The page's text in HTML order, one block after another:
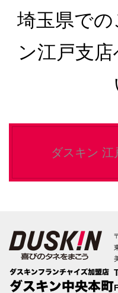
埼玉県で
ン江戸支
ダスキン 江